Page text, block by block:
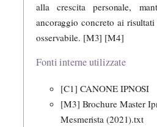
alla crescita personale,
ancoraggio concreto ai
osservabile. [M3] [M4]
Fonti interne utilizzate
[C1] CANONE IPNOSI
[M3] Brochure Master
Mesmerista (2021).txt